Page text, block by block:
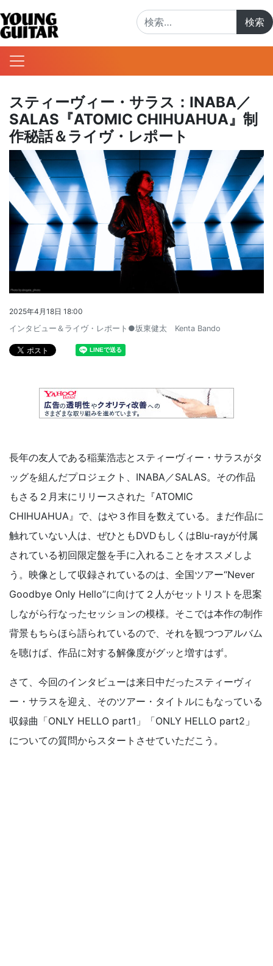
スティーヴィー・サラス：INABA／
SALAS『ATOMIC CHIHUAHUA』制
作秘話＆ライヴ・レポート
2025年4月18日 18:00
インタビュー＆ライヴ・レポート●坂東健太 Kenta Bando
長年の友人である稲葉浩志とスティーヴィー・サラスがタ
ッグを組んだプロジェクト、INABA／SALAS。その作品
もさる２月末にリリースされた『ATOMIC
CHIHUAHUA』で、はや３作目を数えている。まだ作品に
触れていない人は、ぜひともDVDもしくはBlu-rayが付属
されている初回限定盤を手に入れることをオススメしよ
う。映像として収録されているのは、全国ツアー“Never
Goodbye Only Hello”に向けて２人がセットリストを思案
しながら行なったセッションの模様。そこでは本作の制作
背景もちらほら語られているので、それを観つつアルバム
を聴けば、作品に対する解像度がグッと増すはず。
さて、今回のインタビューは来日中だったスティーヴィ
ー・サラスを迎え、そのツアー・タイトルにもなっている
収録曲「ONLY HELLO part1」「ONLY HELLO part2」
についての質問からスタートさせていただこう。